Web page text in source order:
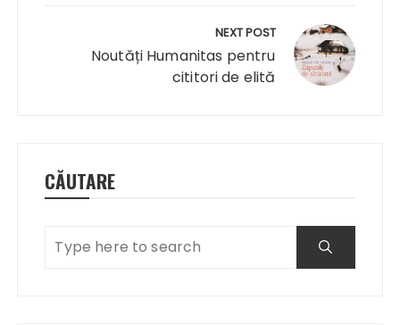
NEXT POST
Noutăți Humanitas pentru
cititori de elită
CĂUTARE